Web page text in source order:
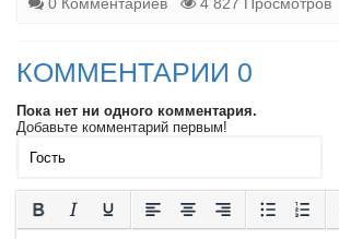
КОММЕНТАРИИ 0
Пока нет ни одного комментария.
Добавьте комментарий первым!